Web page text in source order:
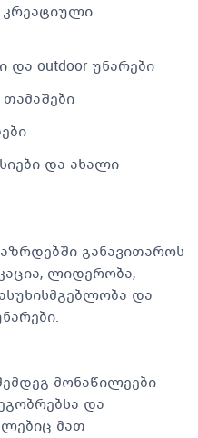
კრეატიული
და outdoor უნარები
და ახალი
განავითაროს
ლიდერობა,
და
მონაწილეები
და
მათ